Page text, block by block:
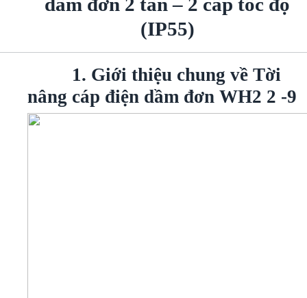
(IP55)
1. Giới thiệu chung về Tời
nâng cáp điện dầm đơn WH2 2 -9